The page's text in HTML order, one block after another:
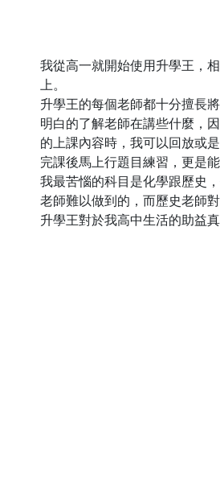
我從高一就開始使用升學王，
上。
升學王的每個老師都十分擅長
明白的了解老師在講些什麼，
的上課內容時，我可以回放或
完課後馬上行題目練習，更是能
我最苦惱的科目是化學跟歷史
老師難以做到的，而歷史老師
升學王對於我高中生活的助益